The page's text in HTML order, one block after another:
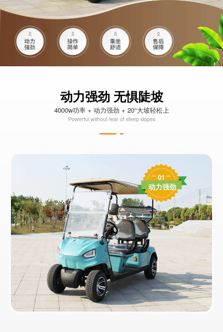
动力强劲 无惧陡坡
4000w功率 + 动力强劲 + 20°大坡轻松上
Powerful without fear of steep slopes
01
动力强劲